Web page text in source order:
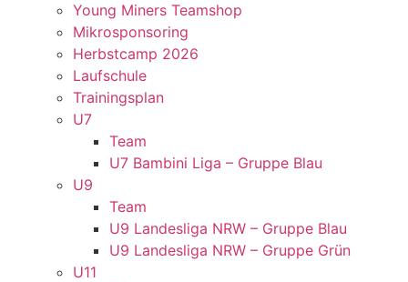
Young Miners Teamshop
Mikrosponsoring
Herbstcamp 2026
Laufschule
Trainingsplan
U7
Team
U7 Bambini Liga – Gruppe Blau
U9
Team
U9 Landesliga NRW – Gruppe Blau
U9 Landesliga NRW – Gruppe Grün
U11